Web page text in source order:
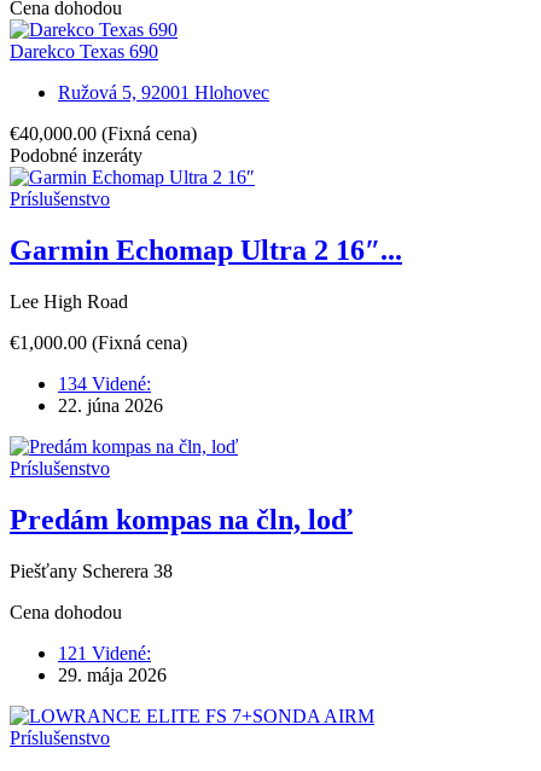
Cena dohodou
Darekco Texas 690
Ružová 5, 92001 Hlohovec
€40,000.00 (Fixná cena)
Podobné inzeráty
Príslušenstvo
Garmin Echomap Ultra 2 16″...
Lee High Road
€1,000.00 (Fixná cena)
134 Videné:
22. júna 2026
Príslušenstvo
Predám kompas na čln, loď
Piešťany Scherera 38
Cena dohodou
121 Videné:
29. mája 2026
Príslušenstvo